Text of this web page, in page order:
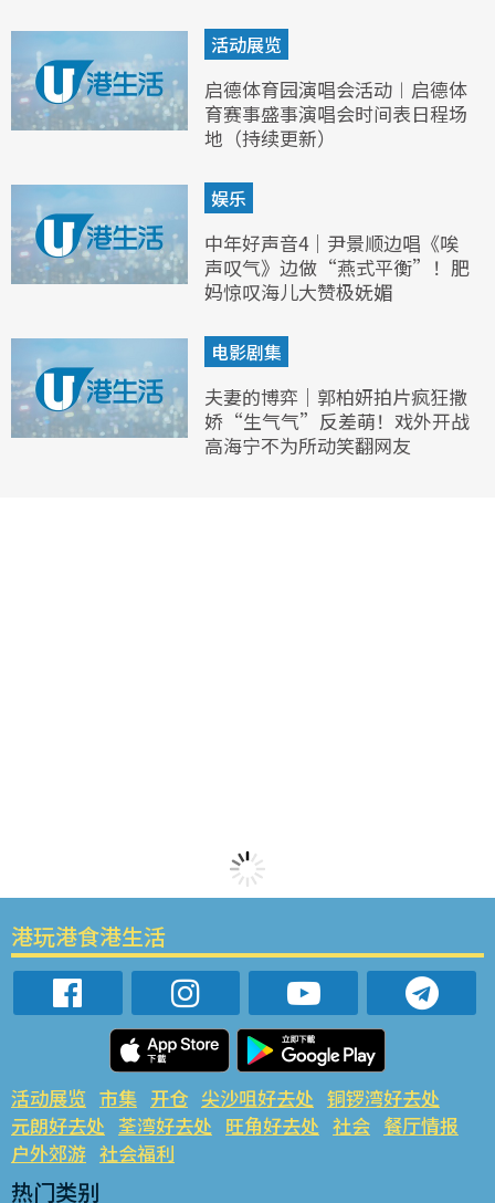
活动展览
启德体育园演唱会活动︱启德体
育赛事盛事演唱会时间表日程场
地（持续更新）
娱乐
中年好声音4｜尹景顺边唱《唉
声叹气》边做“燕式平衡”！肥
妈惊叹海儿大赞极妩媚
电影剧集
夫妻的博弈｜郭柏妍拍片疯狂撒
娇“生气气”反差萌！戏外开战
高海宁不为所动笑翻网友
港玩港食港生活
活动展览 市集 开仓 尖沙咀好去处 铜锣湾好去处
元朗好去处 荃湾好去处 旺角好去处 社会 餐厅情报
户外郊游 社会福利
热门类别